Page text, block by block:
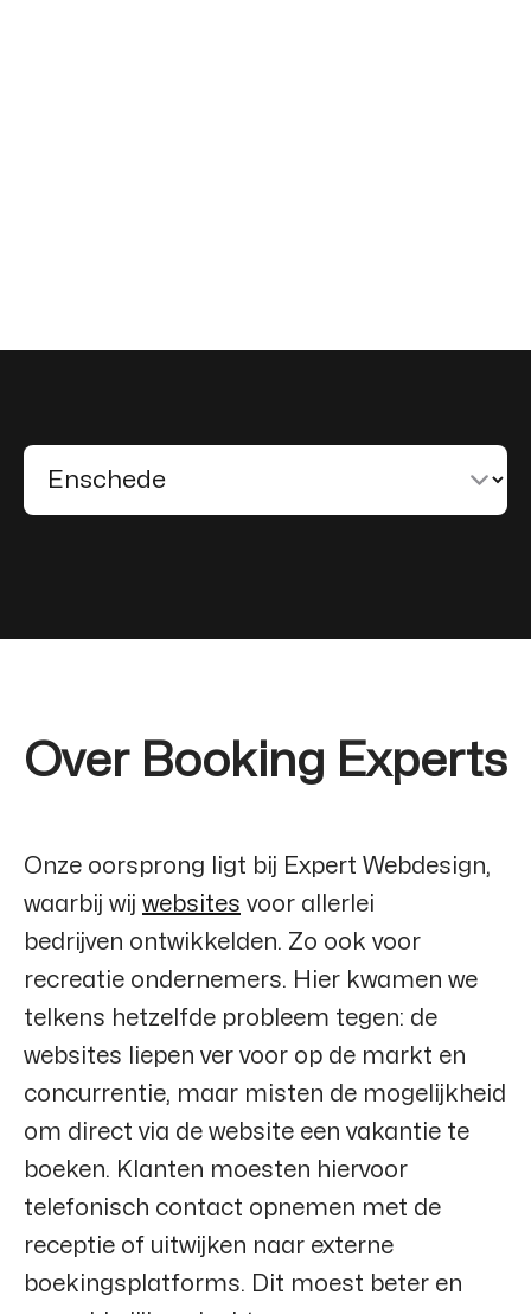
Over Booking Experts
Onze oorsprong ligt bij Expert Webdesign
waarbij wij websites voor allerlei
bedrijven ontwikkelden. Zo ook voor
recreatie ondernemers. Hier kwamen we
telkens hetzelfde probleem tegen: de
websites liepen ver voor op de markt en
concurrentie, maar misten de mogelijkheid
om direct via de website een vakantie te
boeken. Klanten moesten hiervoor
telefonisch contact opnemen met de
receptie of uitwijken naar externe
boekingsplatforms. Dit moest beter en